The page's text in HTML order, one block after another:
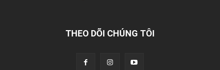
THEO DÕI CHÚNG TÔI